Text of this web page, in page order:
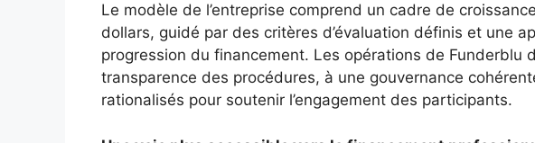
Le modèle de l’entreprise comprend un cadre de
dollars, guidé par des critères d’évaluation définis et une
progression du financement. Les opérations de Funderblu
transparence des procédures, à une gouvernance
rationalisés pour soutenir l’engagement des participants.